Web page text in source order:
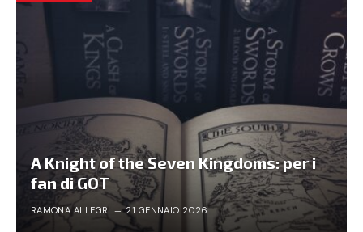
A Knight of the Seven Kingdoms: per i
fan di GOT
RAMONA ALLEGRI 21 GENNAIO 2026